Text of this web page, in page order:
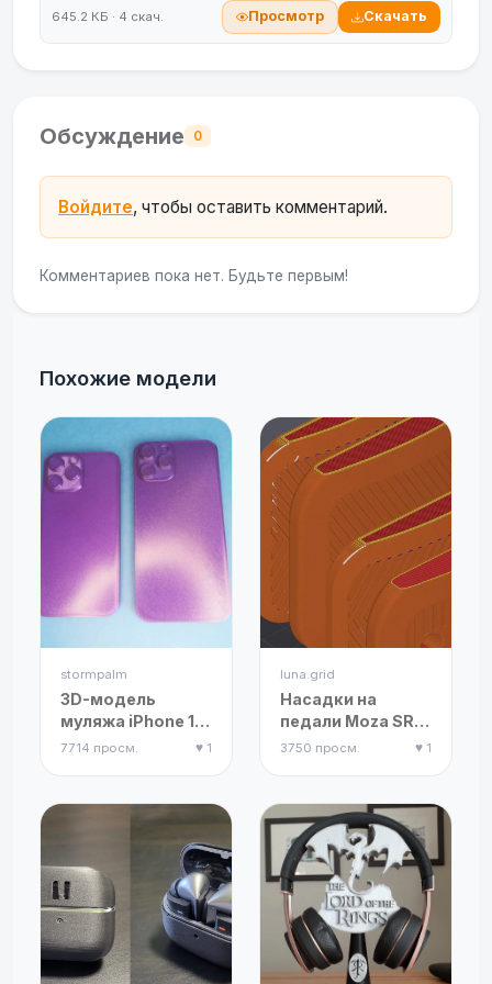
645.2 КБ · 4 скач. Просмотр Скачать
Обсуждение 0
Войдите, чтобы оставить комментарий.
Комментариев пока нет. Будьте первым!
Похожие модели
stormpalm
3D-модель
муляжа iPhone 14
Pro и iPhone 14
7714 просм. ♥ 1
luna.grid
Насадки на
педали Moza SRP
(ремикс)
3750 просм. ♥ 1